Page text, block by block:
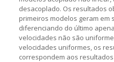
desacoplado. Os resultados
primeiros modelos geram em
diferenciando do último
velocidades não são
velocidades uniformes, os
correspondem aos